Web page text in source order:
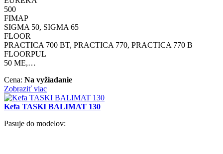
500
FIMAP
SIGMA 50, SIGMA 65
FLOOR
PRACTICA 700 BT, PRACTICA 770, PRACTICA 770 B
FLOORPUL
50 ME,…
Cena: Na vyžiadanie
Zobraziť viac
Kefa TASKI BALIMAT 130
Pasuje do modelov: